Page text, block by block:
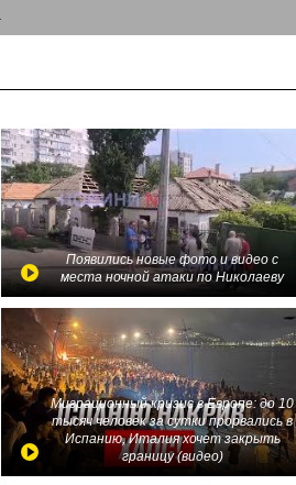
Появились новые фото и видео с
места ночной атаки по Николаеву
Миграционный кризис в Европе: до 10
тысяч человек за сутки прорвались в
Испанию, Италия хочет закрыть
границу (видео)